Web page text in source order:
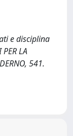
e disciplina
LA
541.